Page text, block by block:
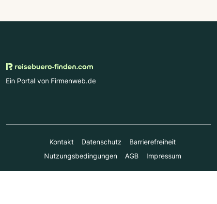
Ein Portal von Firmenweb.de
Kontakt Datenschutz
Barrierefreiheit
Nutzungsbedingungen
AGB Impressum